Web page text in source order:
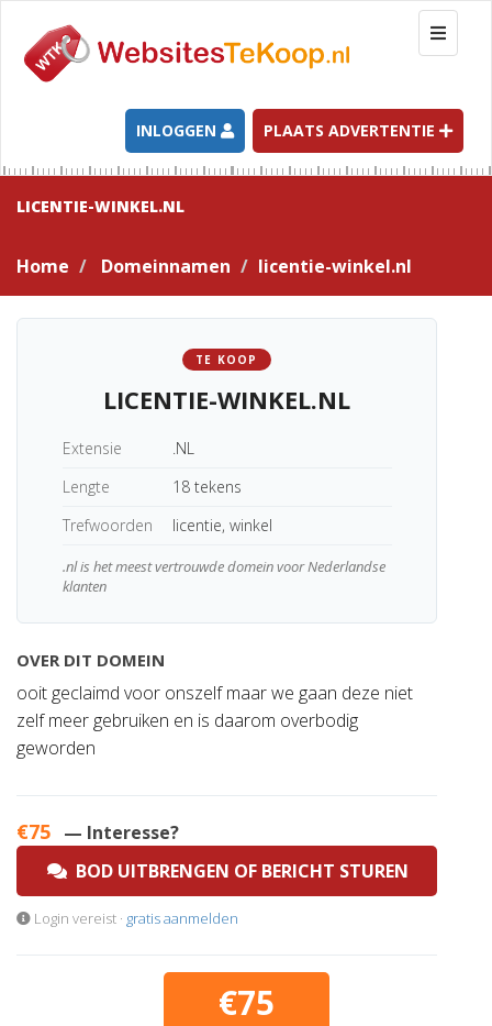
T
o
g
l
e
n
a
t
INLOGGEN PLAATS ADVERTENTIE
LICENTIE-WINKEL.NL
Home Domeinnamen licentie-winkel.nl
TE KOOP
LICENTIE-WINKEL.NL
Extensie
.NL
Lengte
18 tekens
Trefwoorden
licentie, winkel
.nl is het meest vertrouwde domein voor Nederlandse
klanten
OVER DIT DOMEIN
ooit geclaimd voor onszelf maar we gaan deze niet
zelf meer gebruiken en is daarom overbodig
geworden
€75 — Interesse?
BOD UITBRENGEN OF BERICHT STUREN
Login vereist · gratis aanmelden
€75